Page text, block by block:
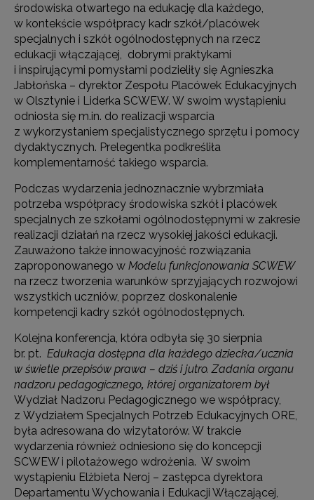
środowiska otwartego na edukację dla każdego,
w kontekście współpracy kadr szkół/placówek
specjalnych i szkół ogólnodostępnych na rzecz
edukacji włączającej, dobrymi praktykami
i inspirującymi pomysłami podzieliły się Agnieszka
Jabłońska – dyrektor Zespołu Placówek Edukacyjnych
w Olsztynie i Liderka SCWEW. W swoim wystąpieniu
odniosła się m.in. do realizacji wsparcia
z wykorzystaniem specjalistycznego sprzętu i pomocy
dydaktycznych. Prelegentka podkreśliła
komplementarność takiego wsparcia.
Podczas wydarzenia jednoznacznie wybrzmiała
potrzeba współpracy środowiska szkół i placówek
specjalnych ze szkołami ogólnodostępnymi w zakresie
realizacji działań na rzecz wysokiej jakości edukacji.
Zauważono także innowacyjność rozwiązania
zaproponowanego w Modelu funkcjonowania SCWEW
na rzecz tworzenia warunków sprzyjających rozwojowi
wszystkich uczniów, poprzez doskonalenie
kompetencji kadry szkół ogólnodostępnych.
Kolejna konferencja, która odbyła się 30 sierpnia
br. pt. Edukacja dostępna dla każdego dziecka/ucznia
w świetle przepisów prawa – dziś i jutro. Zadania organu
nadzoru pedagogicznego, której organizatorem był
Wydział Nadzoru Pedagogicznego we współpracy,
z Wydziałem Specjalnych Potrzeb Edukacyjnych ORE,
była adresowana do wizytatorów. W trakcie
wydarzenia również odniesiono się do koncepcji
SCWEW i pilotażowego wdrożenia. W swoim
wystąpieniu Elżbieta Neroj – zastępca dyrektora
Departamentu Wychowania i Edukacji Włączającej,